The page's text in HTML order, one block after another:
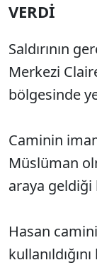
VERDİ
Saldırının
Merkezi
bölgesinde
Caminin
Müslüman
araya geldiği
Hasan